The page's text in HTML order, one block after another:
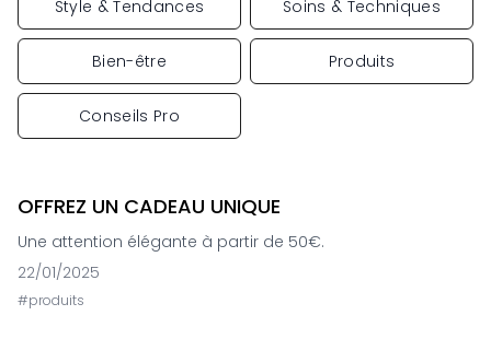
Style & Tendances Soins & Techniques
Bien-être Produits
Conseils Pro
OFFREZ UN CADEAU UNIQUE
Une attention élégante à partir de 50€.
22/01/2025
#produits